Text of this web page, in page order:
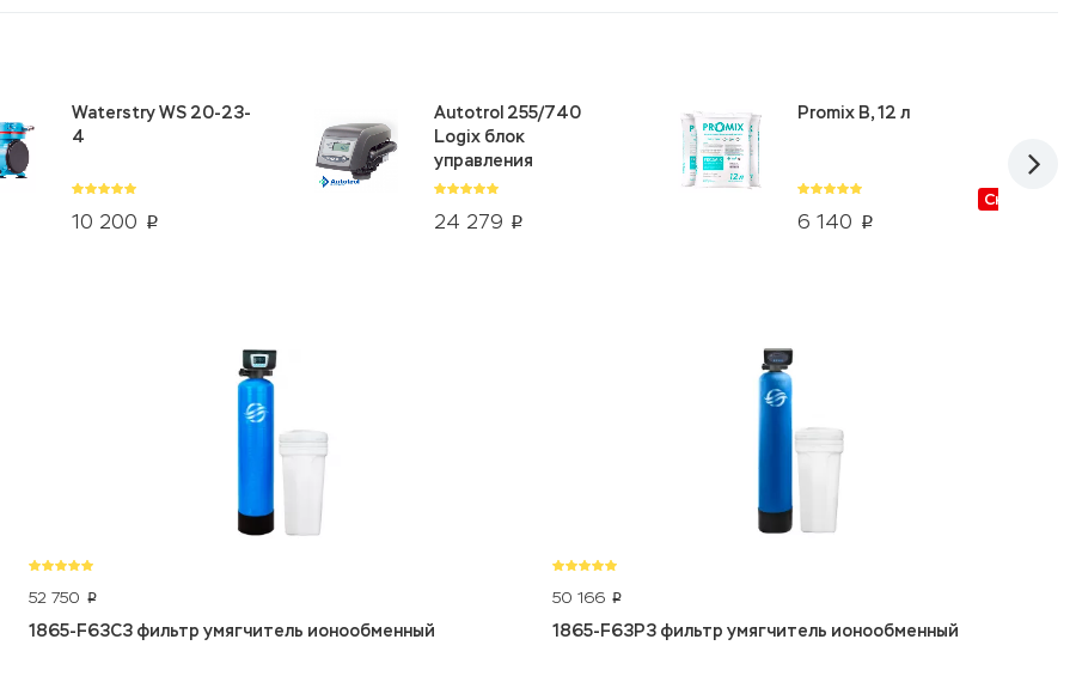
10 200 p
Waterstry WS 20-23-
4
24 279 p
Autotrol 255/740
Logix блок
управления
6 140 p
Promix B, 12 л
Скидки от
52 750 p
1865-F63C3 фильтр умягчитель ионообменный
50 166 p
1865-F63P3 фильтр умягчитель ионообменный